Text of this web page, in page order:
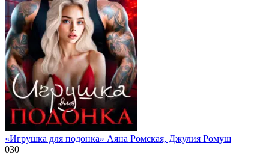
«Игрушка для подонка» Аяна Ромская, Джулия Ромуш
030